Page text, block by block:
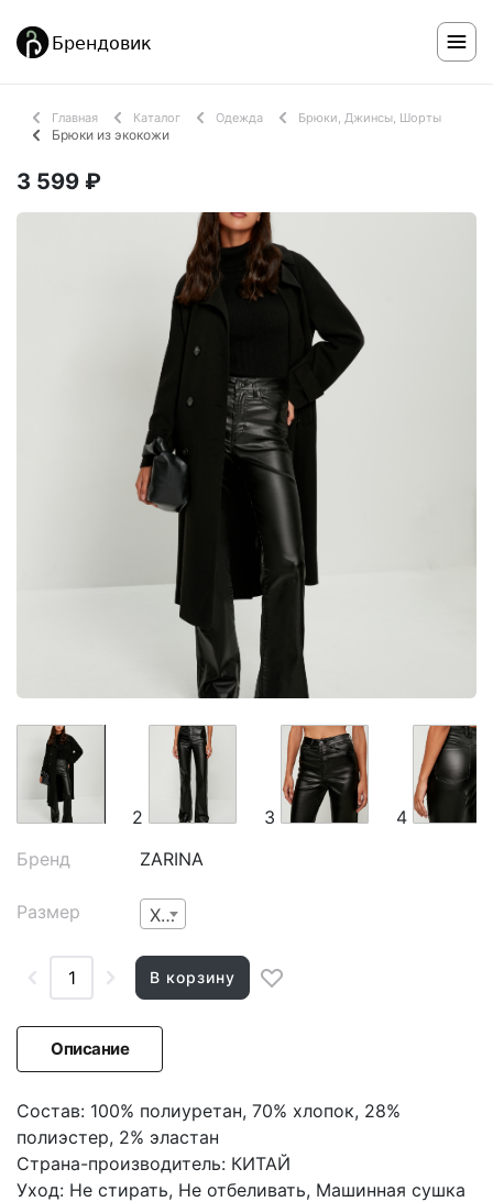
Главная Каталог Одежда Брюки, Джинсы, Шорты
Брюки из экокожи
3 599 ₽
2 3
4
Бренд
ZARINA
Размер XS
В корзину
Описание
Состав: 100% полиуретан, 70% хлопок, 28%
полиэстер, 2% эластан
Страна-производитель: КИТАЙ
Уход: Не стирать, Не отбеливать, Машинная сушка